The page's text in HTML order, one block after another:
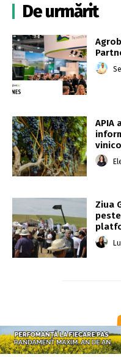
De urmărit
APIA
Ziua